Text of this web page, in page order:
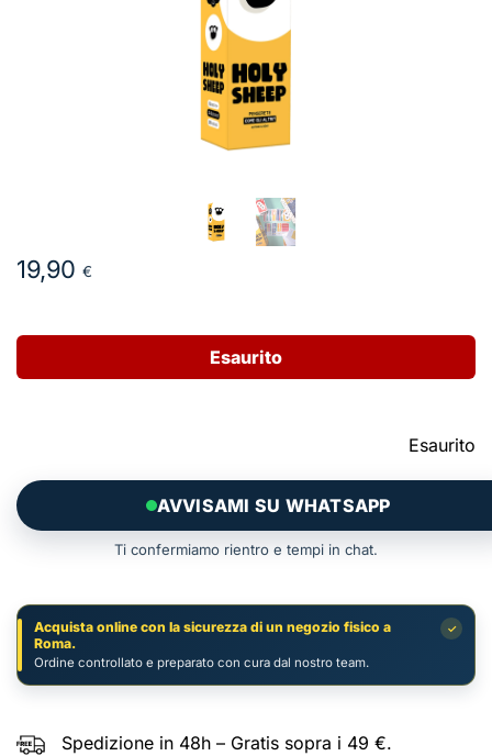
19,90 €
Esaurito
Esaurito
AVVISAMI SU WHATSAPP
Ti confermiamo rientro e tempi in chat.
✓
Acquista online con la sicurezza di un negozio fisico a
Roma.
Ordine controllato e preparato con cura dal nostro team.
Spedizione in 48h – Gratis sopra i 49 €.